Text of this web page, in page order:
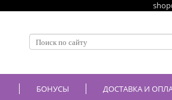
БОНУСЫ ДОСТАВКА И